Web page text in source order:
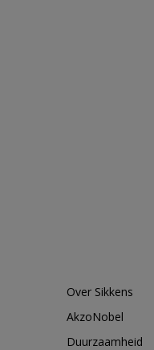
Over Sikkens
AkzoNobel
Duurzaamheid